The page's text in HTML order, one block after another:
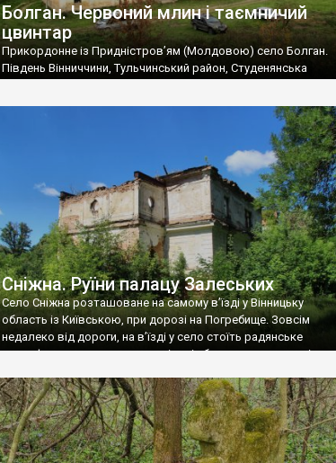
Болган. Червоний млин і таємничий
цвинтар
Прикордонне із Придністров’ям (Молдовою) село Болган.
Південь Вінниччини, Тульчинський район, Студенянська
старовинний цвинтар із кам’яними хрестами. Всі епітафії, які
збереглися, написані кирилицею, церковнослов’янською
мовою. За всіма традиційними ознаками – цвинтар
український. Хрести датуються 19 століттям. У 1924-1940
роках Болган […]
Сніжна. Руїни палацу Залеських
Село Сніжна розташоване на самому в’їзді у Вінницьку
область із Київською, при дорозі на Погребище. Зовсім
недалеко від дороги, на в’їзді у село стоїть радянське
рельєфне пано, яке показує жінку і яблуню, а трохи далі,
дороги їх не видно, але видно дві стареньких колії у траві –
[…]